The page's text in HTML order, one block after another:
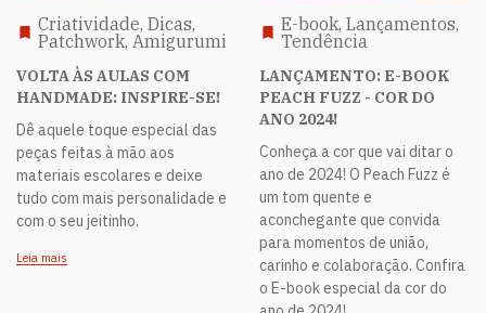
Criatividade, Dicas,
Patchwork, Amigurumi
VOLTA ÀS AULAS COM
HANDMADE: INSPIRE-SE!
Dê aquele toque especial das
peças feitas à mão aos
materiais escolares e deixe
tudo com mais personalidade e
com o seu jeitinho.
Leia mais
E-book, Lançamentos,
Tendência
LANÇAMENTO: E-BOOK
PEACH FUZZ - COR DO
ANO 2024!
Conheça a cor que vai ditar o
ano de 2024! O Peach Fuzz é
um tom quente e
aconchegante que convida
para momentos de união,
carinho e colaboração. Confira
o E-book especial da cor do